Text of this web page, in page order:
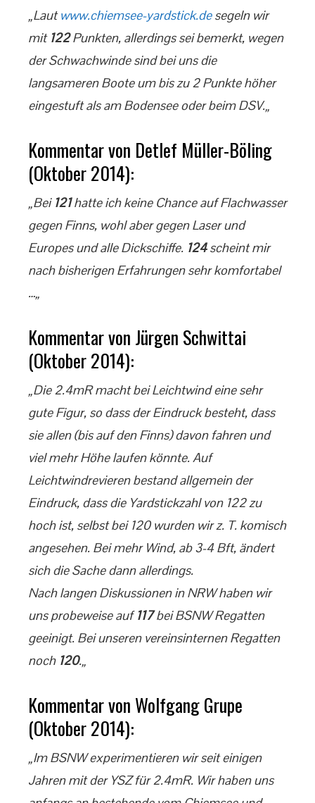
„Lautwww.chiemsee-yardstick.desegeln wir
mit 122Punkten, allerdings sei bemerkt, wegen
der Schwachwinde sind bei uns die
langsameren Boote um bis zu 2 Punkte höher
eingestuft als am Bodensee oder beim DSV.„
Kommentar von Detlef Müller-Böling
(Oktober 2014):
„Bei 121hatte ich keine Chance auf Flachwasser
gegen Finns, wohl aber gegen Laser und
Europes und alle Dickschiffe. 124scheint mir
nach bisherigen Erfahrungen sehr komfortabel
…„
Kommentar von Jürgen Schwittai
(Oktober 2014):
„Die 2.4mR macht bei Leichtwind eine sehr
gute Figur, so dass der Eindruck besteht, dass
sie allen (bis auf den Finns) davon fahren und
viel mehr Höhe laufen könnte. Auf
Leichtwindrevieren bestand allgemein der
Eindruck, dass die Yardstickzahl von 122 zu
hoch ist, selbst bei 120 wurden wir z. T. komisch
angesehen. Bei mehr Wind, ab 3-4 Bft, ändert
sich die Sache dann allerdings.
Nach langen Diskussionen in NRW haben wir
uns probeweise auf117bei BSNW Regatten
geeinigt. Bei unseren vereinsinternen Regatten
noch 120.„
Kommentar von Wolfgang Grupe
(Oktober 2014):
„Im BSNW experimentieren wir seit einigen
Jahren mit der YSZ für 2.4mR. Wir haben uns